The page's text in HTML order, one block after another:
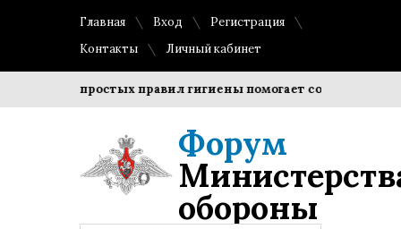
Главная Вход
Регистрация
Контакты
Личный кабинет
простых правил гигиены помогает сохранить
Форум
обороны